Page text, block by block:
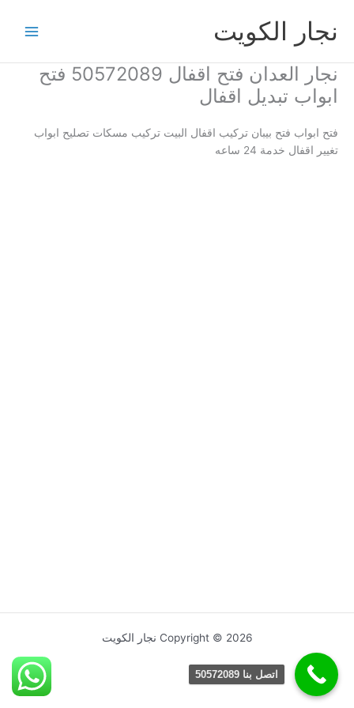
المحتوىنجار الكويت
نجار العدان فتح اقفال 50572089 فتح
ابواب تبديل اقفال
فتح ابواب فتح بيبان تركيب اقفال البيت تركيب مسكات تصليح ابواب
تغيير اقفال خدمة 24 ساعه
Copyright © 2026 نجار الكويت
اتصل بنا 50572089